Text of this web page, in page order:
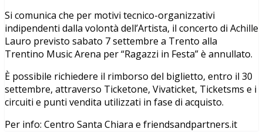
Si comunica che per motivi tecnico-organizzativi
indipendenti dalla volontà dell’Artista, il concerto di Achille
Lauro previsto sabato 7 settembre a Trento alla
Trentino Music Arena per “Ragazzi in Festa” è annullato.
È possibile richiedere il rimborso del biglietto, entro il 30
settembre, attraverso Ticketone, Vivaticket, Ticketsms e i
circuiti e punti vendita utilizzati in fase di acquisto.
Per info: Centro Santa Chiara e friendsandpartners.it